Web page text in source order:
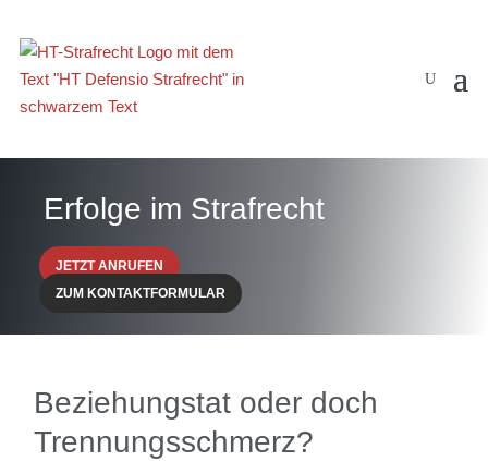
Erfolge im Strafrecht
JETZT ANRUFEN
ZUM KONTAKTFORMULAR
Beziehungstat oder doch
Trennungsschmerz?